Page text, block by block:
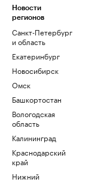
Новости
регионов
Санкт-Петербург
и область
Екатеринбург
Новосибирск
Омск
Башкортостан
Вологодская
область
Калининград
Краснодарский
край
Нижний